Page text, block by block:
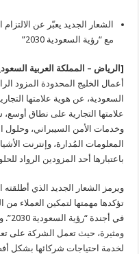
الشعار الجديد يعبّر عن
مع “رؤية السعودية 2030”
[الرياض – المملكة العربية السعودية، 3 فبراير
أعمال الخليج المحدودة المزود
السعودية، عن هوية علامتها
علامتها التجارية على نطاق
وخدمات الأمن السيبراني، وحلول
المعلومات المُدارة، وإنترنت
باعتبارها أحد المزودين الرواد
ويرمز الشعار الجديد الذي
تؤكدها مهمتها لتمكين العملاء
في
ومثيرة، حيث تعمل الشركة على
لخدمة احتياجات شركائها بشكل